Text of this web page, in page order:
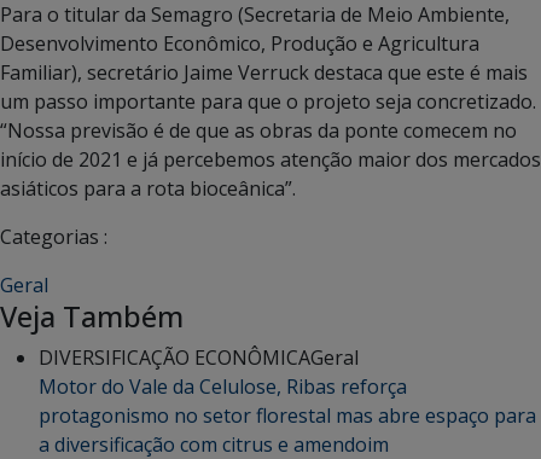
Para o titular da Semagro (Secretaria de Meio Ambiente,
Desenvolvimento Econômico, Produção e Agricultura
Familiar), secretário Jaime Verruck destaca que este é mais
um passo importante para que o projeto seja concretizado.
“Nossa previsão é de que as obras da ponte comecem no
início de 2021 e já percebemos atenção maior dos mercados
asiáticos para a rota bioceânica”.
Categorias :
Geral
Veja Também
DIVERSIFICAÇÃO ECONÔMICAGeral
Motor do Vale da Celulose, Ribas reforça
protagonismo no setor florestal mas abre espaço para
a diversificação com citrus e amendoim